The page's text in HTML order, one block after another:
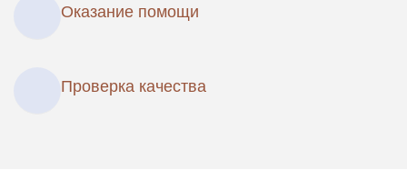
Оказание помощи
Проверка качества